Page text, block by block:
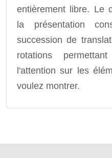
entièrement libre. Le
la présentation
succession de
rotations
l'attention sur les
voulez montrer.